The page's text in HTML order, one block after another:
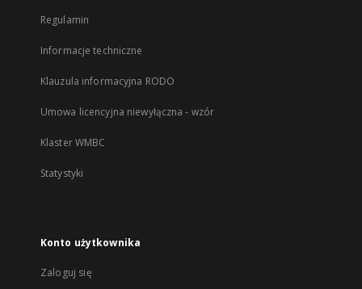
Regulamin
Informacje techniczne
Klauzula informacyjna RODO
Umowa licencyjna niewyłączna - wzór
Klaster WMBC
Statystyki
Konto użytkownika
Zaloguj się